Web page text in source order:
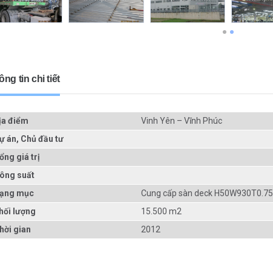
tin chi tiết
điểm
Vinh Yên – Vĩnh Phúc
án, Chủ đầu tư
giá trị
suất
mục
Cung cấp sàn deck H50W930T0.75
lượng
15.500 m2
gian
2012